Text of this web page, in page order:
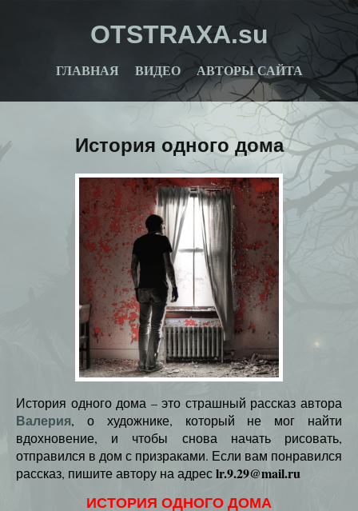
OTSTRAXA.su
ГЛАВНАЯ ВИДЕО АВТОРЫ САЙТА
История одного дома
История одного дома – это страшный рассказ автора
Валерия, о художнике, который не мог найти
вдохновение, и чтобы снова начать рисовать,
отправился в дом с призраками. Если вам понравился
рассказ, пишите автору на адресlr.9.29@mail.ru
ИСТОРИЯ ОДНОГО ДОМА